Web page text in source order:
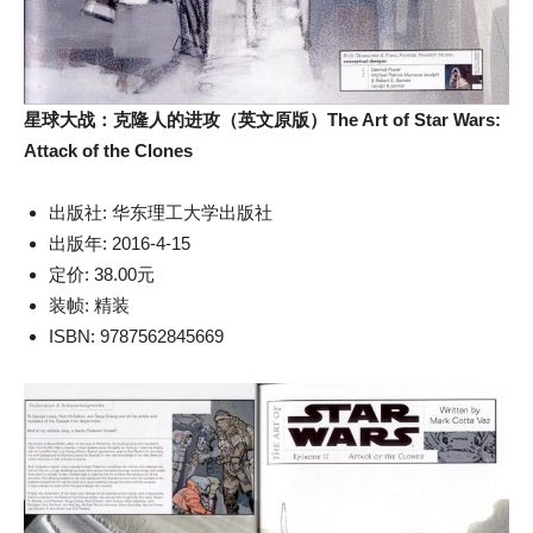
星球大战：克隆人的进攻（英文原版）The Art of Star Wars:
Attack of the Clones
出版社: 华东理工大学出版社
出版年: 2016-4-15
定价: 38.00元
装帧: 精装
ISBN: 9787562845669